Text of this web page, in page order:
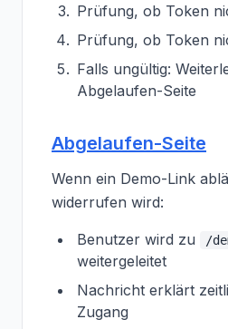
Prüfung, ob Token
Prüfung, ob Token
Falls ungültig:
Abgelaufen-Seite
Abgelaufen-Seite
Wenn ein Demo-Link
widerrufen wird:
Benutzer wird zu /
weitergeleitet
Nachricht erklärt
Zugang